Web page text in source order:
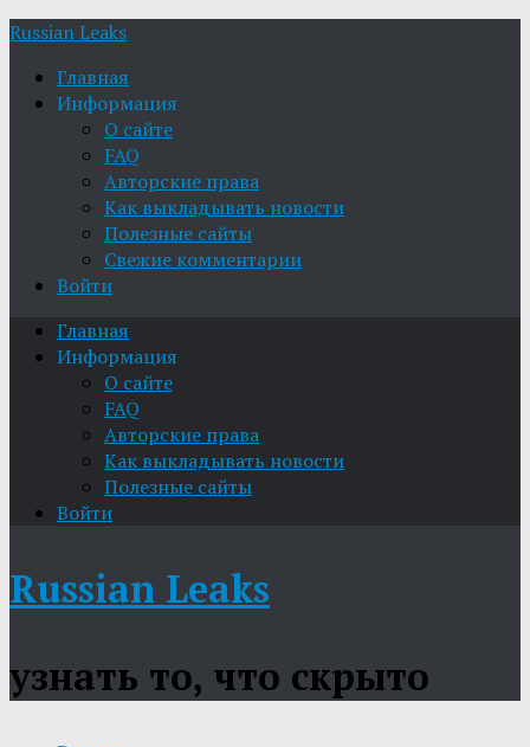
Russian Leaks
Главная
Информация
О сайте
FAQ
Авторские права
Как выкладывать новости
Полезные сайты
Свежие комментарии
Войти
Главная
Информация
О сайте
FAQ
Авторские права
Как выкладывать новости
Полезные сайты
Войти
Russian Leaks
узнать то, что скрыто